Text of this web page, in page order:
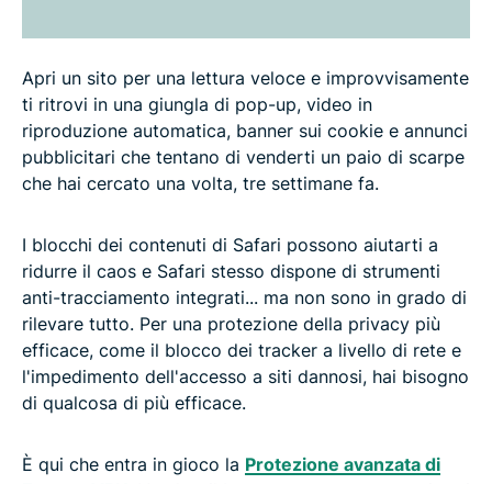
Apri un sito per una lettura veloce e improvvisamente
ti ritrovi in una giungla di pop-up, video in
riproduzione automatica, banner sui cookie e annunci
pubblicitari che tentano di venderti un paio di scarpe
che hai cercato una volta, tre settimane fa.
I blocchi dei contenuti di Safari possono aiutarti a
ridurre il caos e Safari stesso dispone di strumenti
anti-tracciamento integrati... ma non sono in grado di
rilevare tutto. Per una protezione della privacy più
efficace, come il blocco dei tracker a livello di rete e
l'impedimento dell'accesso a siti dannosi, hai bisogno
di qualcosa di più efficace.
È qui che entra in gioco la Protezione avanzata di